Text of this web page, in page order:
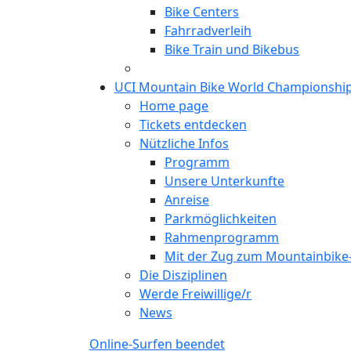
Bike Centers
Fahrradverleih
Bike Train und Bikebus
UCI Mountain Bike World
Home page
Tickets entdecken
Nützliche Infos
Programm
Unsere Unterkunfte
Anreise
Parkmöglichkeiten
Rahmenprogramm
Mit der Zug zum
Die Disziplinen
Werde Freiwillige/r
News
Online-Surfen beendet